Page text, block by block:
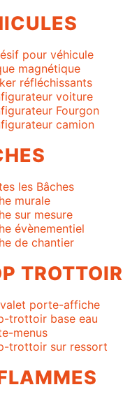
pour véhicule
magnétique
réfléchissants
voiture
Fourgon
camion
les Bâches
murale
sur mesure
évènementiel
de chantier
TROTTOIR
porte-affiche
trottoir base eau
menus
trottoir sur ressort